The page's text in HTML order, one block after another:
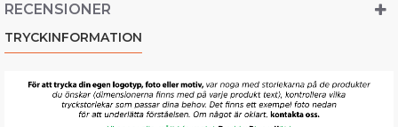
RECENSIONER
TRYCKINFORMATION